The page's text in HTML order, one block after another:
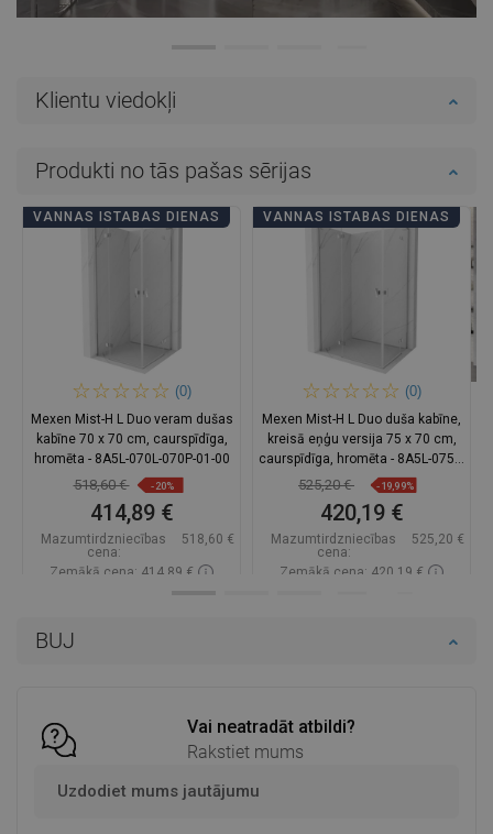
BUJ
Vai neatradāt atbildi?
Rakstiet mums
Uzdodiet mums jautājumu
Klientu viedokļi
Produkti no tās pašas sērijas
VANNAS ISTABAS DIENAS
(0)
Mexen Mist-H L Duo veram dušas
kabīne 70 x 70 cm, caurspīdīga,
hromēta - 8A5L-070L-070P-01-00
518,60 € -20%
414,89 €
Mazumtirdzniecības
cena:
518,60 €
Zemākā cena: 414,89 €
VANNAS ISTABAS DIENAS
(0)
Mexen Mist-H L Duo duša kabīne,
kreisā eņģu versija 75 x 70 cm,
caurspīdīga, hromēta - 8A5L-075L-
070P-01-00
525,20 € -19,99%
420,19 €
Mazumtirdzniecības
cena:
525,20 €
Zemākā cena: 420,19 €